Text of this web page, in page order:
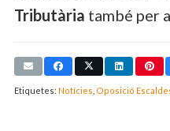
Tributària també per
Etiquetes: Notícies Oposició